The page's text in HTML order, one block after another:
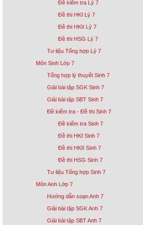
Đề kiểm tra Lý 7
Đề thi HKI Lý 7
Đề thi HKII Lý 7
Đề thi HSG Lý 7
Tư liệu Tổng hợp Lý 7
Môn Sinh Lớp 7
Tổng hợp lý thuyết Sinh 7
Giải bài tập SGK Sinh 7
Giải bài tập SBT Sinh 7
Đề kiểm tra - Đề thi Sinh 7
Đề kiểm tra Sinh 7
Đề thi HKI Sinh 7
Đề thi HKII Sinh 7
Đề thi HSG Sinh 7
Tư liệu Tổng hợp Sinh 7
Môn Anh Lớp 7
Hướng dẫn soạn Anh 7
Giải bài tập SGK Anh 7
Giải bài tập SBT Anh 7